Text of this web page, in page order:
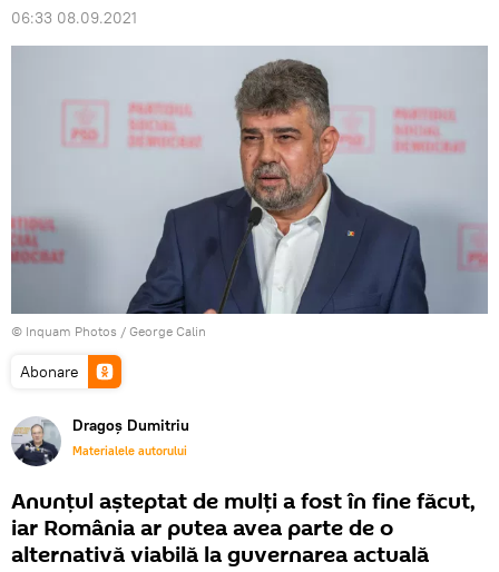
06:33 08.09.2021
© Inquam Photos / George Calin
Abonare
Dragoș Dumitriu
Materialele autorului
Anunțul așteptat de mulți a fost în fine făcut,
iar România ar putea avea parte de o
alternativă viabilă la guvernarea actuală